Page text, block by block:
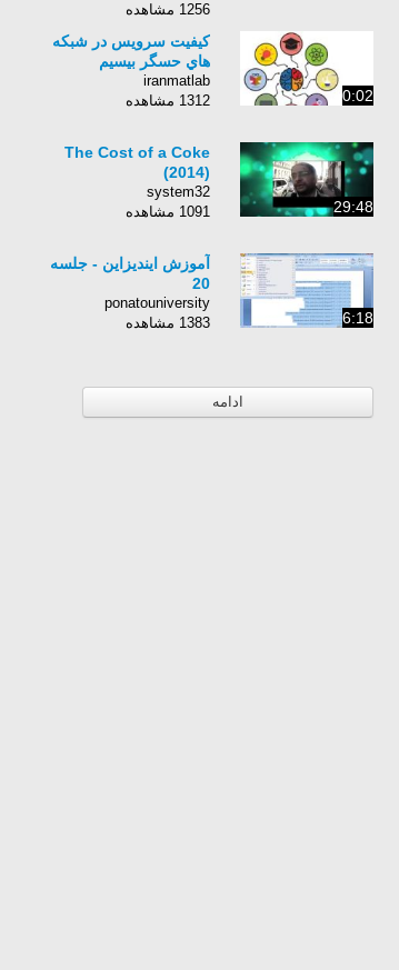
1256 مشاهده
0:02
كيفيت سرويس در شبكه
هاي حسگر بيسيم
iranmatlab
1312 مشاهده
29:48
The Cost of a Coke
(2014)
system32
1091 مشاهده
6:18
آموزش ایندیزاین - جلسه
20
ponatouniversity
1383 مشاهده
ادامه